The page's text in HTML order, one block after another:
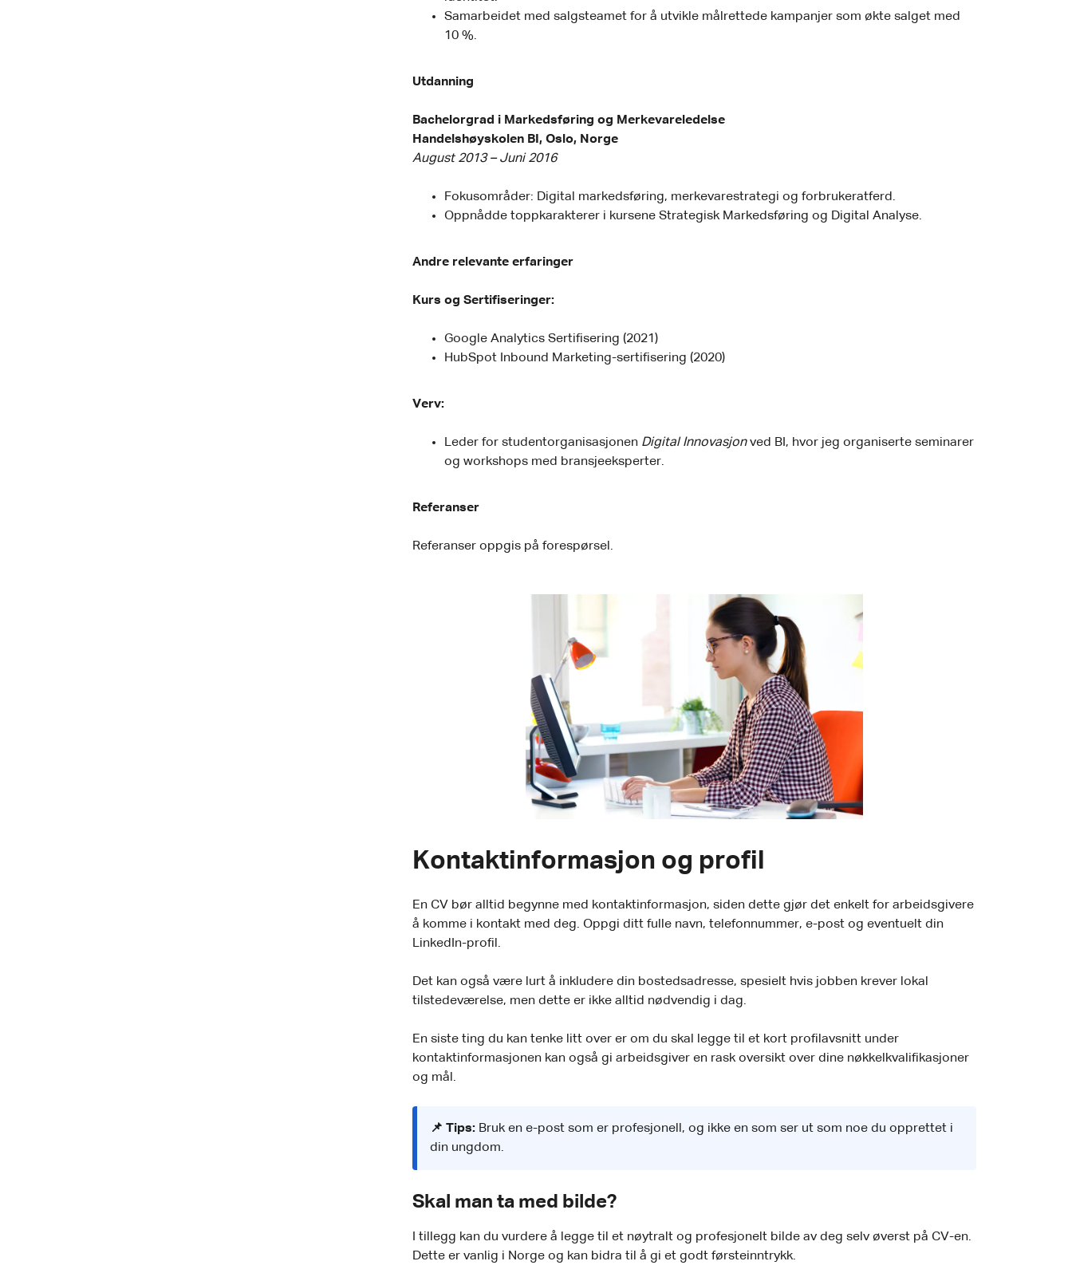
Samarbeidet med salgsteamet for å utvikle målrettede kampanjer som økte salget med
10 %.
Utdanning
Bachelorgrad i Markedsføring og Merkevareledelse
Handelshøyskolen BI, Oslo, Norge
August 2013 – Juni 2016
Fokusområder: Digital markedsføring, merkevarestrategi og forbrukeratferd.
Oppnådde toppkarakterer i kursene Strategisk Markedsføring og Digital Analyse.
Andre relevante erfaringer
Kurs og Sertifiseringer:
Google Analytics Sertifisering (2021)
HubSpot Inbound Marketing-sertifisering (2020)
Verv:
Leder for studentorganisasjonen Digital Innovasjonved BI, hvor jeg organiserte seminarer
og workshops med bransjeeksperter.
Referanser
Referanser oppgis på forespørsel.
Kontaktinformasjon og profil
En CV bør alltid begynne med kontaktinformasjon, siden dette gjør det enkelt for arbeidsgivere
å komme i kontakt med deg. Oppgi ditt fulle navn, telefonnummer, e-post og eventuelt din
LinkedIn-profil.
Det kan også være lurt å inkludere din bostedsadresse, spesielt hvis jobben krever lokal
tilstedeværelse, men dette er ikke alltid nødvendig i dag.
En siste ting du kan tenke litt over er om du skal legge til et kort profilavsnitt under
kontaktinformasjonen kan også gi arbeidsgiver en rask oversikt over dine nøkkelkvalifikasjoner
og mål.
📌 Tips: Bruk en e-post som er profesjonell, og ikke en som ser ut som noe du opprettet i
din ungdom.
Skal man ta med bilde?
I tillegg kan du vurdere å legge til et nøytralt og profesjonelt bilde av deg selv øverst på CV-en.
Dette er vanlig i Norge og kan bidra til å gi et godt førsteinntrykk.